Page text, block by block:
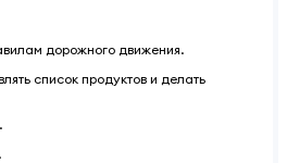
дорожного движения.
список продуктов и делать